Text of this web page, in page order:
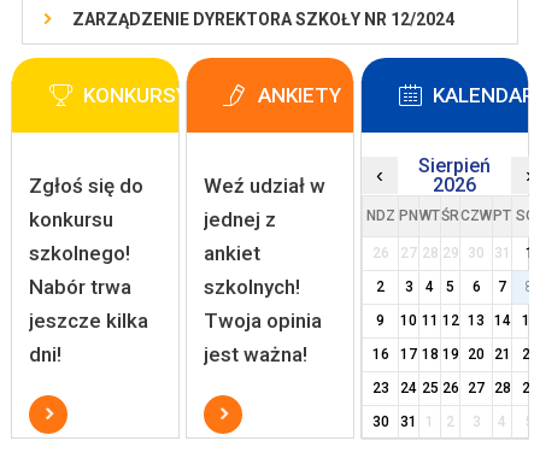
ZARZĄDZENIE DYREKTORA SZKOŁY NR 12/2024
KONKURSY
Zgłoś się do
konkursu
szkolnego!
Nabór trwa
jeszcze kilka
dni!
ANKIETY
Weź udział w
jednej z
ankiet
szkolnych!
Twoja opinia
jest ważna!
‹
Sierpień
2026
›
NDZ PN WTŚRCZW PT
26 27 28 29 30 31
1
2
3 4 5 6 7
8
9
10 11 12 13 14
15
16
17 18 19 20 21
22
23
24 25 26 27 28
29
30
31 1 2 3 4 5